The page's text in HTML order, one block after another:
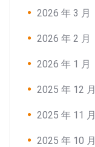
2026 年 3 月
2026 年 2 月
2026 年 1 月
2025 年 12 月
2025 年 11 月
2025 年 10 月